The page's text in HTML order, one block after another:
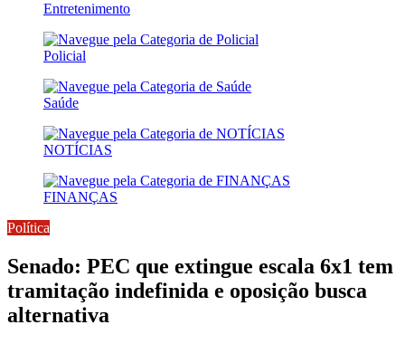
Entretenimento
Policial
Saúde
NOTÍCIAS
FINANÇAS
Política
Senado: PEC que extingue escala 6x1 tem
tramitação indefinida e oposição busca
alternativa